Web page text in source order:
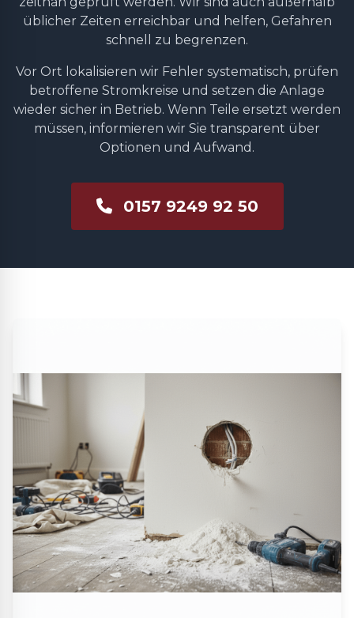
üblicher Zeiten erreichbar und helfen, Gefahren
schnell zu begrenzen.
Vor Ort lokalisieren wir Fehler systematisch, prüfen
betroffene Stromkreise und setzen die Anlage
wieder sicher in Betrieb. Wenn Teile ersetzt werden
müssen, informieren wir Sie transparent über
Optionen und Aufwand.
0157 9249 92 50